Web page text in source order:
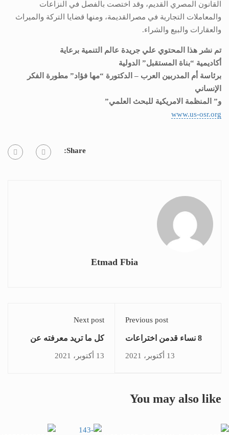
القانون المصري القديم، وقد اختصت بالفصل في النزاعات
والمعاملات التجارية في مصرالقديمة، ومنها قضايا التركة والميراث
والعقارات والبيع والشراء.
تم نشر هذا المحتوي علي جريدة عالم التنمية برعاية
أكاديمية “بناة المستقبل” الدولية
برئاسة أم المدربين العرب – الدكتورة “مها فؤاد” مطورة الفكر
الإنساني
و” المنظمة الامريكية للبحث العلمي”
www.us-osr.org
Share:
Etmad Fbia
Previous post
8 نساء قدمن اختراعات
جعلت حياة البشر أفضل
13 أكتوبر، 2021
Next post
كل ما تريد معرفته عن
أول سيدة تحصل على
13 أكتوبر، 2021
You may also like